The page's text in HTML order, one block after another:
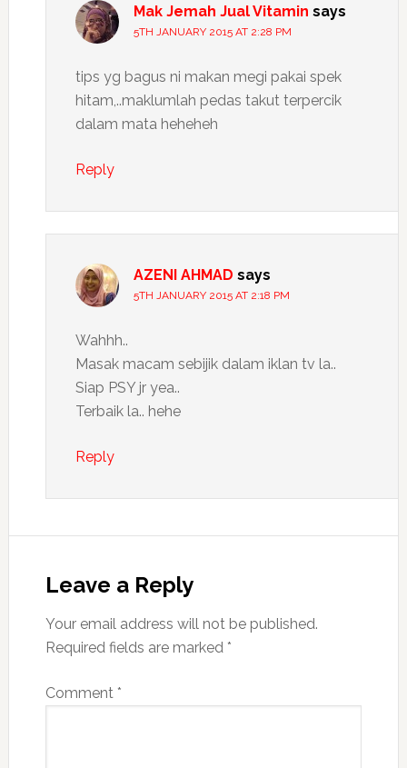
Mak Jemah Jual Vitamin says
5TH JANUARY 2015 AT 2:28 PM
tips yg bagus ni makan megi pakai spek
hitam,..maklumlah pedas takut terpercik
dalam mata heheheh
Reply
AZENI AHMAD says
5TH JANUARY 2015 AT 2:18 PM
Wahhh..
Masak macam sebijik dalam iklan tv la..
Siap PSY jr yea..
Terbaik la.. hehe
Reply
Leave a Reply
Your email address will not be published.
Required fields are marked *
Comment *